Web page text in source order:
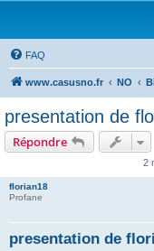
FAQ
www.casusno.fr NO
presentation de
Répondre
2
florian18
Profane
presentation de